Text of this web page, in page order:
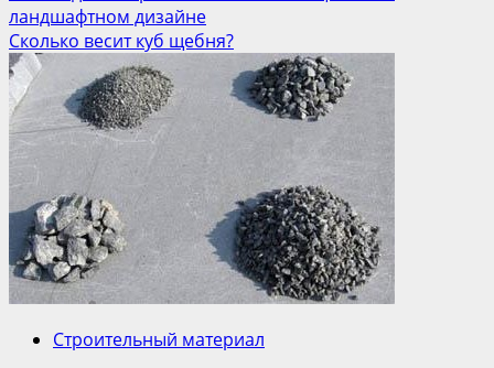
ландшафтном дизайне
Сколько весит куб щебня?
Строительный материал